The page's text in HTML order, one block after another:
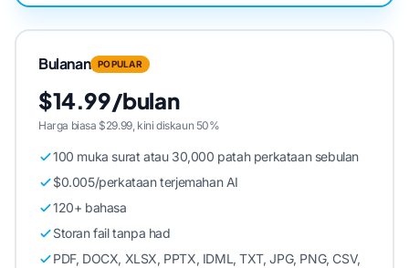
Bulanan POPULAR
$14.99/bulan
Harga biasa $29.99, kini diskaun 50%
100 muka surat atau 30,000 patah perkataan sebulan
$0.005/perkataan terjemahan AI
120+ bahasa
Storan fail tanpa had
PDF, DOCX, XLSX, PPTX, IDML, TXT, JPG, PNG, CSV,